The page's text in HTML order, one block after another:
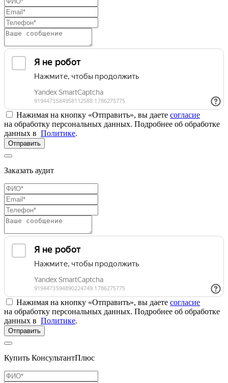
Нажимая на кнопку «Отправить», вы даете согласие
на обработку персональных данных. Подробнее об обработке
данных в Политике.
Отправить
Заказать аудит
Нажимая на кнопку «Отправить», вы даете согласие
на обработку персональных данных. Подробнее об обработке
данных в Политике.
Отправить
Купить КонсультантПлюс